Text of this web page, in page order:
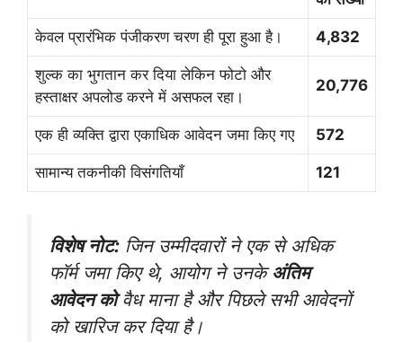
केवल प्रारंभिक पंजीकरण चरण ही पूरा हुआ है। 4,832
शुल्क का भुगतान कर दिया लेकिन फोटो और
हस्ताक्षर अपलोड करने में असफल रहा।
20,776
एक ही व्यक्ति द्वारा एकाधिक आवेदन जमा किए गए 572
सामान्य तकनीकी विसंगतियाँ 121
विशेष नोट: जिन उम्मीदवारों ने एक से अधिक
फॉर्म जमा किए थे, आयोग ने उनकेअंतिम
आवेदन कोवैध माना है और पिछले सभी आवेदनों
को खारिज कर दिया है।